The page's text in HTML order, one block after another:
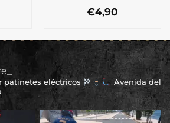
€4,90
patinetes eléctricos
Avenida del